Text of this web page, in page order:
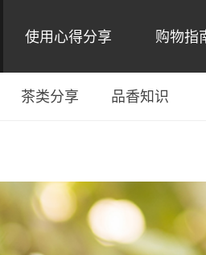
茶类分享 品香知识
使用心得分享 购物指